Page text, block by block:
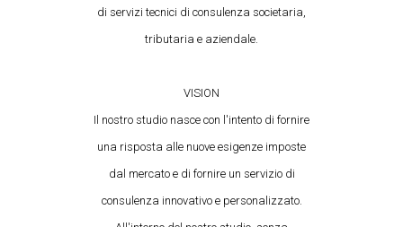
di servizi tecnici di consulenza societaria,
tributaria e aziendale.
VISION
Il nostro studio nasce con l'intento di fornire
una risposta alle nuove esigenze imposte
dal mercato e di fornire un servizio di
consulenza innovativo e personalizzato.